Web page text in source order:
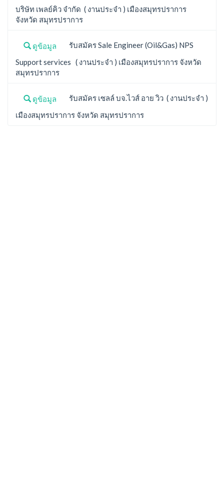
บริษัท เพลย์คิว จำกัด ( งานประจำ ) เมืองสมุทรปราการ
จังหวัด สมุทรปราการ
ดูข้อมูล
รับสมัคร Sale Engineer (Oil&Gas) NPS
Support services ( งานประจำ ) เมืองสมุทรปราการ จังหวัด
สมุทรปราการ
ดูข้อมูล
รับสมัคร เซลล์ บจ.ไวส์ อาย วิว ( งานประจำ )
เมืองสมุทรปราการ จังหวัด สมุทรปราการ